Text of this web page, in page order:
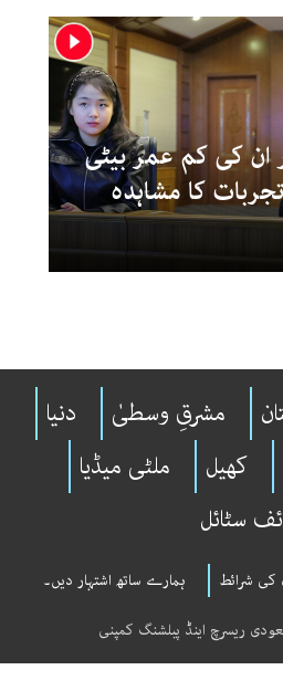
ان کی کم عمر بیٹی
کا مشاہدہ
مشرقِ وسطیٰ
دنیا
کھیل
ملٹی میڈیا
سٹائل
کی شرائط ہمارے ساتھ اشتہار دیں۔
ریسرچ اینڈ پبلشنگ کمپنی